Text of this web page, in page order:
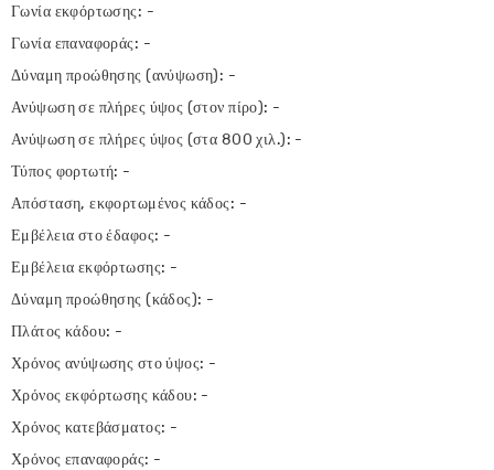
Γωνία εκφόρτωσης: -
Γωνία επαναφοράς: -
Δύναμη προώθησης (ανύψωση): -
Ανύψωση σε πλήρες ύψος (στον πίρο): -
Ανύψωση σε πλήρες ύψος (στα 800 χιλ.): -
Τύπος φορτωτή: -
Απόσταση, εκφορτωμένος κάδος: -
Εμβέλεια στο έδαφος: -
Εμβέλεια εκφόρτωσης: -
Δύναμη προώθησης (κάδος): -
Πλάτος κάδου: -
Χρόνος ανύψωσης στο ύψος: -
Χρόνος εκφόρτωσης κάδου: -
Χρόνος κατεβάσματος: -
Χρόνος επαναφοράς: -